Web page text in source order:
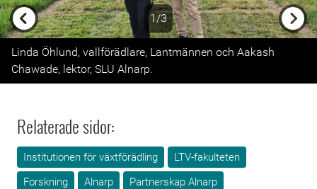
1/3
Previous
Linda Öhlund, vallförädlare, Lantmännen och Aakash
Chawade, lektor, SLU Alnarp.
Relaterade sidor:
Institutionen för växtförädling
LTV-fakulteten
Forskning
Alnarp
Partnerskap Alnarp